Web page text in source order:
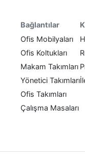
Bağlantılar
Ofis Mobilyaları
Ofis Koltukları
Makam Takımları
Yönetici Takımları
Ofis Takımları
Çalışma Masaları